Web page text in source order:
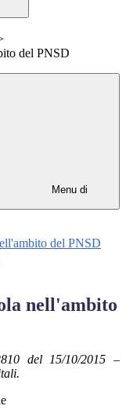
del PNSD
Menu di
del PNSD
nell'ambito
del 15/10/2015 –